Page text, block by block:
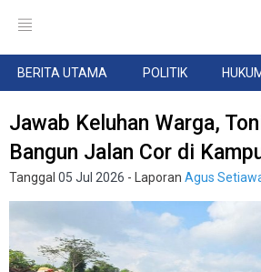
BERITA UTAMA POLITIK
Jawab Keluhan Warga,
Bangun Jalan Cor di
Tanggal 05 Jul 2026 - Laporan Agus